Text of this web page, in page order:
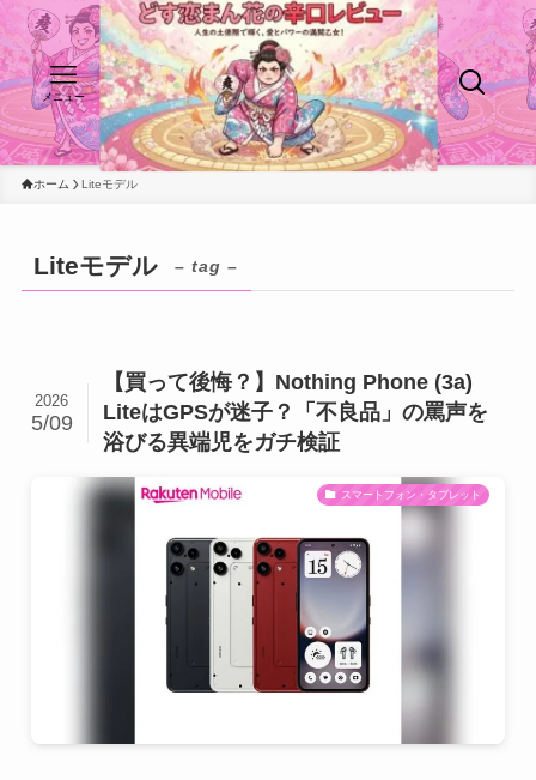
メニュー
ホーム Liteモデル
Liteモデル – tag –
【買って後悔？】Nothing Phone (3a)
LiteはGPSが迷子？「不良品」の罵声を
浴びる異端児をガチ検証
2026
5/09
スマートフォン・タブレット